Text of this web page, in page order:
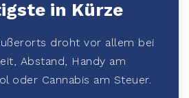
in Kürze
droht vor allem bei
Abstand, Handy am
oder Cannabis am Steuer.